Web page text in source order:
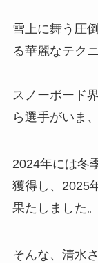
雪上に舞う圧
る華麗なテクニ
スノーボード
ら選手がいま
2024年には冬
獲得し、2025
果たしました。
そんな、清水